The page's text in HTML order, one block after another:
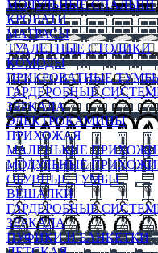
МОДУЛЬНЫЕ СПАЛЬНИ
КРОВАТИ
МАТРАСЫ
ТУАЛЕТНЫЕ СТОЛИКИ
КОМОДЫ
ПРИКРОВАТНЫЕ
ГАРДЕРОБНЫЕ
ЗЕРКАЛА
ЭЛЕКТРОКАМИНЫ
ПРИХОЖАЯ
МАЛЕНЬКИЕ
МОДУЛЬНЫЕ
ОБУВНЫЕ ТУМБЫ
ВЕШАЛКИ
ГАРДЕРОБНЫЕ
ЗЕРКАЛА
ПУФИКИ И БАНКЕТКИ